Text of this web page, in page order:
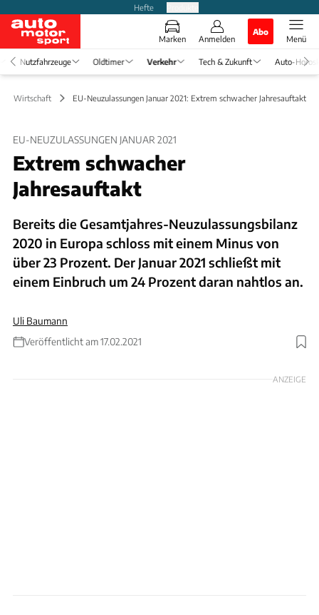
Hefte
Marken Anmelden
Abo
Menü
Nutzfahrzeuge Oldtimer Verkehr Tech & Zukunft Auto-
& Wirtschaft EU-Neuzulassungen Januar 2021: Extrem schwacher Jahresauftakt
EU-NEUZULASSUNGEN JANUAR 2021
Extrem schwacher
Jahresauftakt
Bereits die Gesamtjahres-Neuzulassungsbilanz
2020 in Europa schloss mit einem Minus von
über 23 Prozent. Der Januar 2021 schließt mit
einem Einbruch um 24 Prozent daran nahtlos an.
Uli Baumann
Veröffentlicht am 17.02.2021
Foto: ams
ANZEIGE